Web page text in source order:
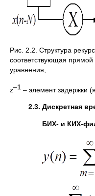
Рис. 2.2. Cтруктура
соответствующая
уравнения;
z–1 – элемент задержки
2.3. Дискретная
БИХ- и КИХ-